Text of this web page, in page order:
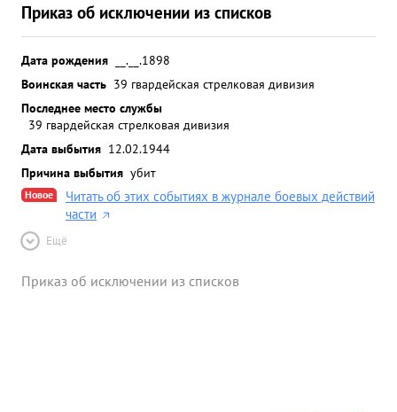
Приказ об исключении из списков
Дата рождения
__.__.1898
Воинская часть 39 гвардейская стрелковая дивизия
Последнее место службы
39 гвардейская стрелковая дивизия
Дата выбытия 12.02.1944
Причина выбытия убит
Новое
Читать об этих событиях в журнале боевых действий
части
Ещё
Приказ об исключении из списков